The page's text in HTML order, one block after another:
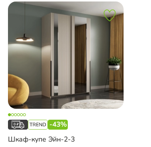
-43%
Шкаф-купе Эйн-2-3